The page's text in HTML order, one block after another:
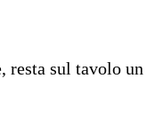
resta sul tavolo un